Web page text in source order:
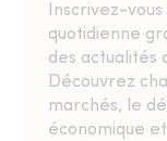
Inscrivez-
quotidienne
des actualités
Découvrez
marchés, le
économique